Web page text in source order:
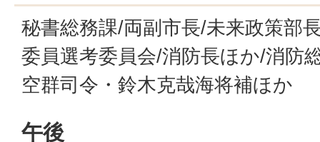
秘書総務課/両副市長/未来政策部
委員選考委員会/消防長ほか/消防
空群司令・鈴木克哉海将補ほか
午後